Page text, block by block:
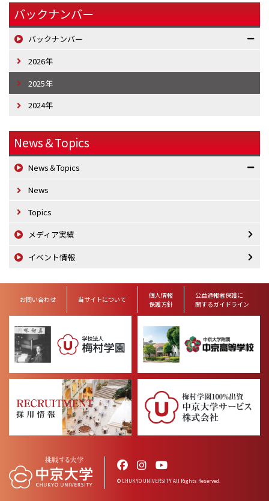
バックナンバー
バックナンバー
2026年
2025年
2024年
News＆Topics
News＆Topics
News
Topics
メディア実績
イベント情報
お問い合わせ 当サイトについて
個人情報
保護方針
公益通報者保護に
関するガイドライン
© CHUKYO UNIVERSITY All Rights Reserved.